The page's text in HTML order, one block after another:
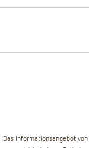
Das Informationsangebot von